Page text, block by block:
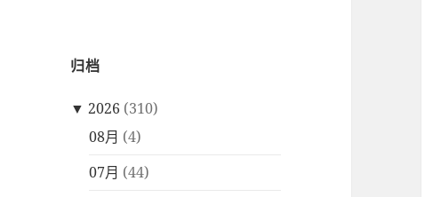
归档
▼ 2026 (310)
08月 (4)
07月 (44)